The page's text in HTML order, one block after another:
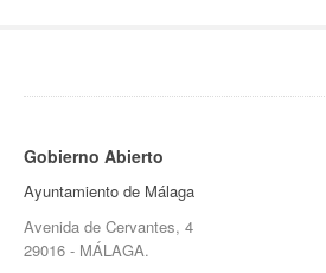
Gobierno Abierto
Ayuntamiento de Málaga
Avenida de Cervantes, 4
29016 - MÁLAGA.